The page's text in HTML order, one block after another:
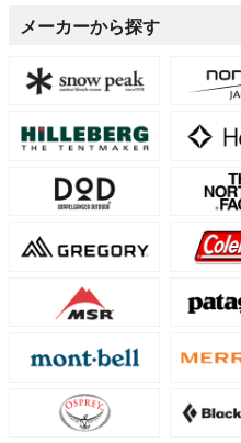
メーカーから探す